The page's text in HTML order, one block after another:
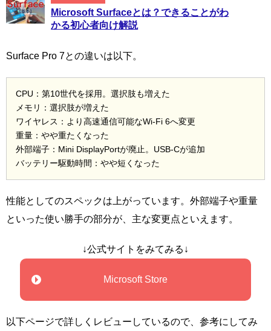
Microsoft Surfaceとは？できることがわ
かる初心者向け解説
Surface Pro 7との違いは以下。
CPU：第10世代を採用。選択肢も増えた
メモリ：選択肢が増えた
ワイヤレス：より高速通信可能なWi-Fi 6へ変更
重量：やや重たくなった
外部端子：Mini DisplayPortが廃止。USB-Cが追加
バッテリー駆動時間：やや短くなった
性能としてのスペックは上がっています。外部端子や重量
といった使い勝手の部分が、主な変更点といえます。
↓公式サイトをみてみる↓
Microsoft Store
以下ページで詳しくレビューしているので、参考にしてみ